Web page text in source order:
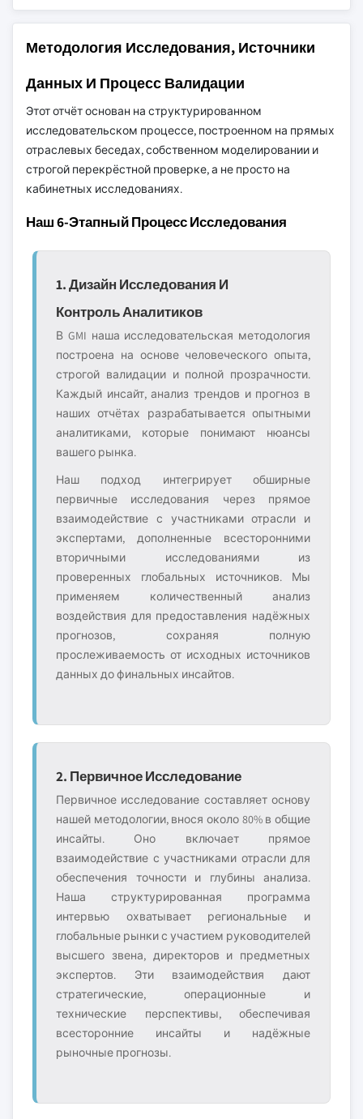
Методология Исследования, Источники
Данных И Процесс Валидации
Этот отчёт основан на структурированном
исследовательском процессе, построенном на прямых
отраслевых беседах, собственном моделировании и
строгой перекрёстной проверке, а не просто на
кабинетных исследованиях.
Наш 6-Этапный Процесс Исследования
1. Дизайн Исследования И
Контроль Аналитиков
В GMI наша исследовательская методология
построена на основе человеческого опыта,
строгой валидации и полной прозрачности.
Каждый инсайт, анализ трендов и прогноз в
наших отчётах разрабатывается опытными
аналитиками, которые понимают нюансы
вашего рынка.
Наш подход интегрирует обширные
первичные исследования через прямое
взаимодействие с участниками отрасли и
экспертами, дополненные всесторонними
вторичными исследованиями из
проверенных глобальных источников. Мы
применяем количественный анализ
воздействия для предоставления надёжных
прогнозов, сохраняя полную
прослеживаемость от исходных источников
данных до финальных инсайтов.
2. Первичное Исследование
Первичное исследование составляет основу
нашей методологии, внося около 80% в общие
инсайты. Оно включает прямое
взаимодействие с участниками отрасли для
обеспечения точности и глубины анализа.
Наша структурированная программа
интервью охватывает региональные и
глобальные рынки с участием руководителей
высшего звена, директоров и предметных
экспертов. Эти взаимодействия дают
стратегические, операционные и
технические перспективы, обеспечивая
всесторонние инсайты и надёжные
рыночные прогнозы.